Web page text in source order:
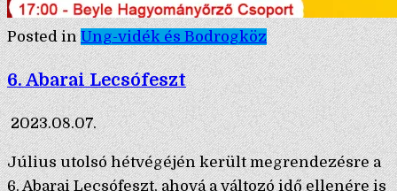
Posted inUng-vidék és Bodrogköz
6. Abarai Lecsófeszt
2023.08.07.
Július utolsó hétvégéjén került megrendezésre a
6. Abarai Lecsófeszt, ahová a változó idő ellenére is